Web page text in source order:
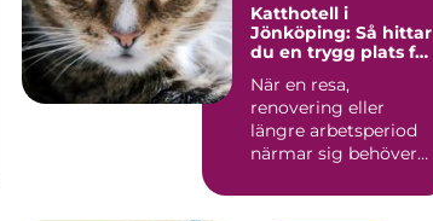
Katthotell i
Jönköping: Så hittar
du en trygg plats för
När en resa,
renovering eller
längre arbetsperiod
närmar sig behöver